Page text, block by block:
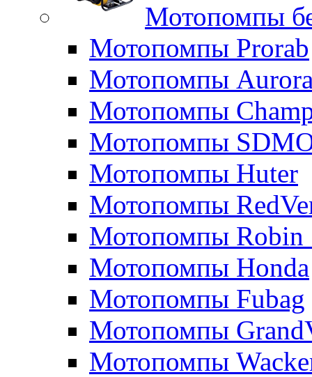
Мотопомпы
Мотопомпы Prorab
Мотопомпы
Мотопомпы
Мотопомпы
Мотопомпы Huter
Мотопомпы
Мотопомпы Robin
Мотопомпы Honda
Мотопомпы Fubag
Мотопомпы
Мотопомпы